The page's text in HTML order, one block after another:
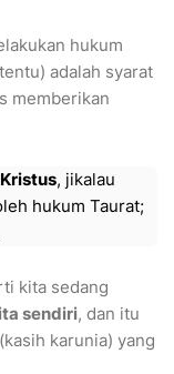
hukum
adalah syarat
memberikan
, jikalau
hukum Taurat;
kita sedang
sendiri, dan itu
karunia) yang